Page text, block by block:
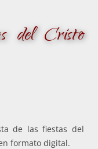
del Cristo
de las fiestas del
formato digital.